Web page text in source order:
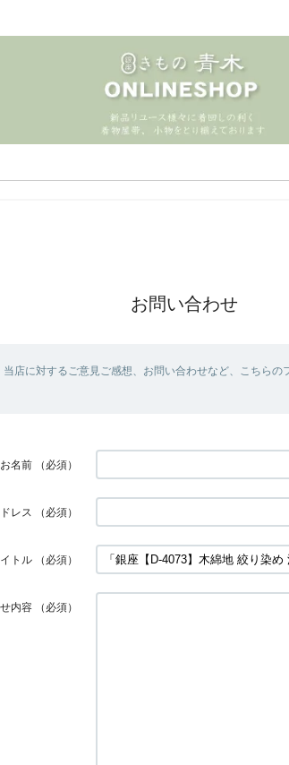
お問い合わせ
店に対するご意見ご感想、お問い合わせなど、こちらの
お名前 （必須）
レス （必須）
トル （必須）
内容 （必須）